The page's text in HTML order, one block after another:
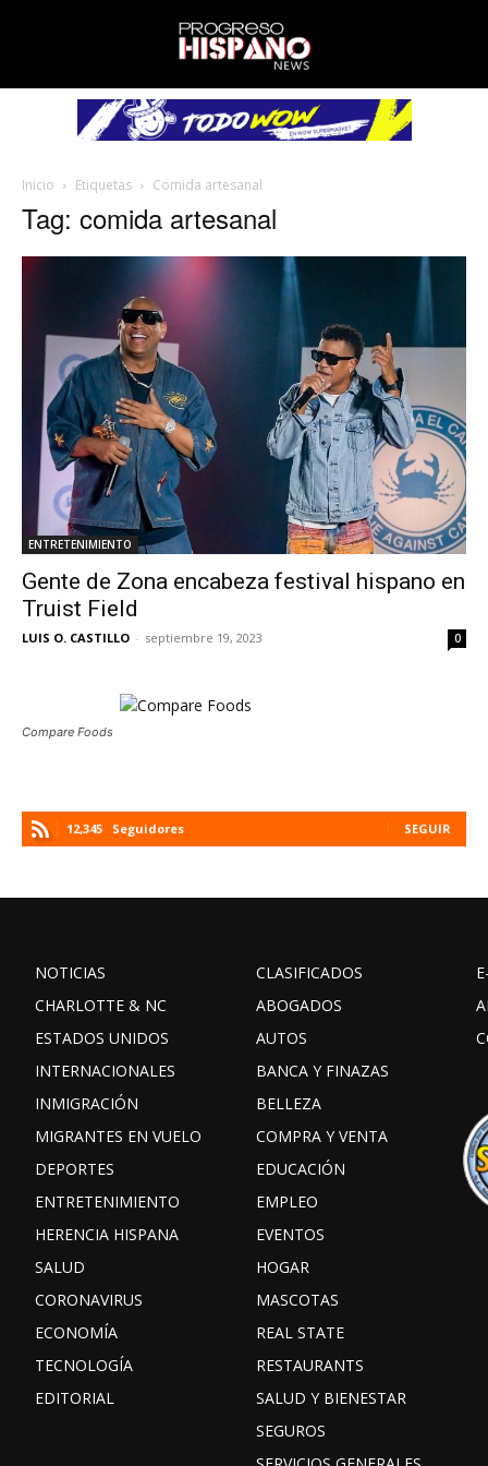
Inicio Etiquetas Comida artesanal
Tag: comida artesanal
ENTRETENIMIENTO
Gente de Zona encabeza festival hispano en
Truist Field
LUIS O. CASTILLO - septiembre 19, 2023 0
Compare Foods
12,345 Seguidores SEGUIR
NOTICIAS
CHARLOTTE & NC
ESTADOS UNIDOS
INTERNACIONALES
INMIGRACIÓN
MIGRANTES EN VUELO
DEPORTES
ENTRETENIMIENTO
HERENCIA HISPANA
SALUD
CORONAVIRUS
ECONOMÍA
TECNOLOGÍA
EDITORIAL
CLASIFICADOS
ABOGADOS
AUTOS
BANCA Y FINAZAS
BELLEZA
COMPRA Y VENTA
EDUCACIÓN
EMPLEO
EVENTOS
HOGAR
MASCOTAS
REAL STATE
RESTAURANTS
SALUD Y BIENESTAR
SEGUROS